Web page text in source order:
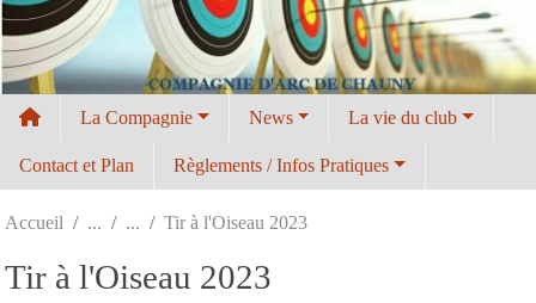
La Compagnie News La vie du club
Contact et Plan Règlements / Infos Pratiques
Accueil Tir à l'Oiseau 2023
Tir à l'Oiseau 2023
Panneau de gestion des cookies